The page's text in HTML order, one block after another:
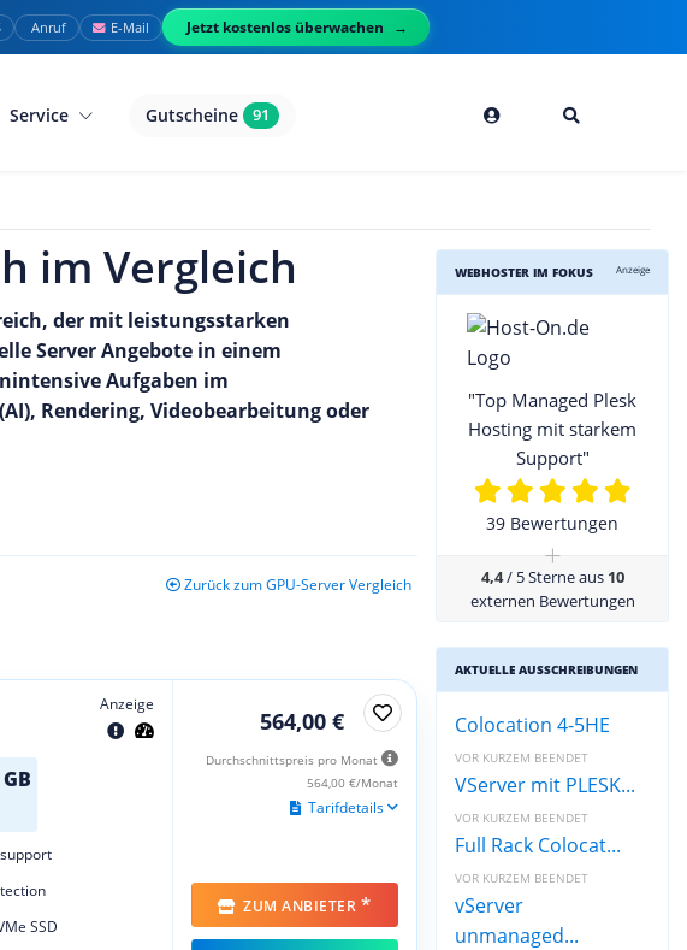
Anruf E-Mail Jetzt kostenlos überwachen
Service Gutscheine 91
im Vergleich
der mit leistungsstarken
Server Angebote in einem
Aufgaben im
Rendering, Videobearbeitung oder
Zurück zum GPU-Server Vergleich
Anzeige
SSD
564,00 €
Durchschnittspreis pro Monat
564,00 €/Monat
Tarifdetails
ZUM ANBIETER *
WEBHOSTER IM FOKUS Anzeige
"Top Managed Plesk
Hosting mit starkem
Support"
39 Bewertungen
+
4,4/ 5 Sterne aus 10
externen Bewertungen
AKTUELLE AUSSCHREIBUNGEN
Colocation 4-5HE
VOR KURZEM BEENDET
VServer mit PLESK...
VOR KURZEM BEENDET
Full Rack Colocat...
VOR KURZEM BEENDET
vServer
unmanaged...